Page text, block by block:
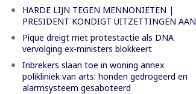
HARDE LIJN TEGEN MENNONIETEN |
PRESIDENT KONDIGT UITZETTINGEN AAN
Pique dreigt met protestactie als DNA
vervolging ex-ministers blokkeert
Inbrekers slaan toe in woning annex
polikliniek van arts: honden gedrogeerd en
alarmsysteem gesaboteerd